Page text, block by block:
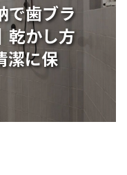
で歯ブラ
乾かし方
潔に保